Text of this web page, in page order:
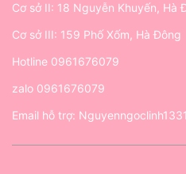
Cơ sở II: 18 Nguyễn Khuyến, Hà
Cơ sở III: 159 Phố Xốm, Hà Đông
Hotline 0961676079
zalo 0961676079
Email hỗ trợ: